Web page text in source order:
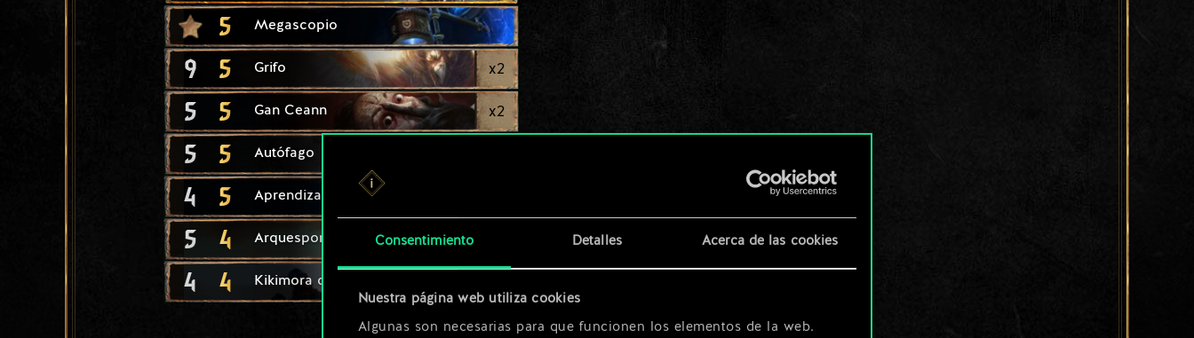
Consentimiento Detalles Acerca de las cookies
Nuestra página web utiliza cookies
Algunas son necesarias para que funcionen los elementos de la web.
5 Megascopio
9 5 Grifo x2
5 5 Gan Ceann x2
5 5 Autófago
4 5 Aprendiza de bruja
5 4 Arquespor
4 4 Kikimora obrera